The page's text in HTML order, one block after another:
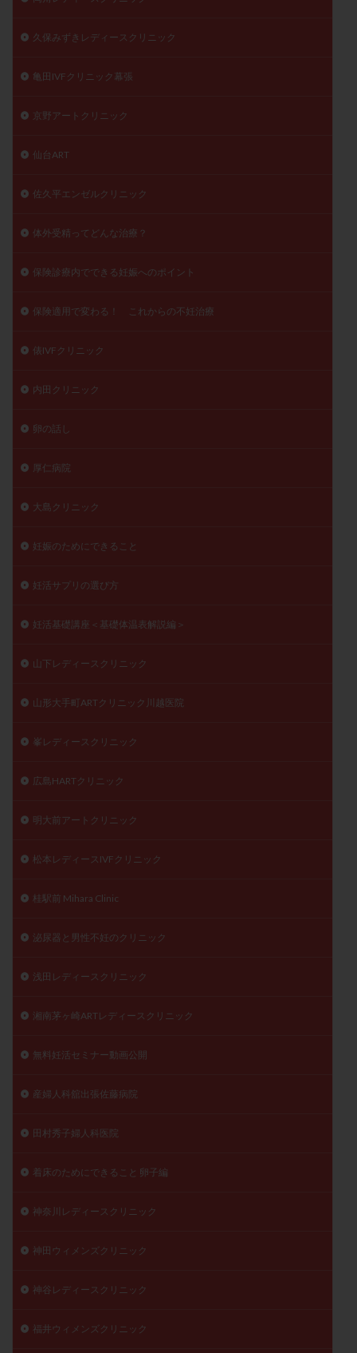
久保みずきレディースクリニック
亀田IVFクリニック幕張
京野アートクリニック
仙台ART
佐久平エンゼルクリニック
体外受精ってどんな治療？
保険診療内でできる妊娠へのポイント
保険適用で変わる！ これからの不妊治療
俵IVFクリニック
内田クリニック
卵の話し
厚仁病院
大島クリニック
妊娠のためにできること
妊活サプリの選び方
妊活基礎講座＜基礎体温表解説編＞
山下レディースクリニック
山形大手町ARTクリニック川越医院
峯レディースクリニック
広島HARTクリニック
明大前アートクリニック
松本レディースIVFクリニック
桂駅前 Mihara Clinic
泌尿器と男性不妊のクリニック
浅田レディースクリニック
湘南茅ヶ崎ARTレディースクリニック
無料妊活セミナー動画公開
産婦人科舘出張佐藤病院
田村秀子婦人科医院
着床のためにできること 卵子編
神奈川レディースクリニック
神田ウィメンズクリニック
神谷レディースクリニック
福井ウィメンズクリニック